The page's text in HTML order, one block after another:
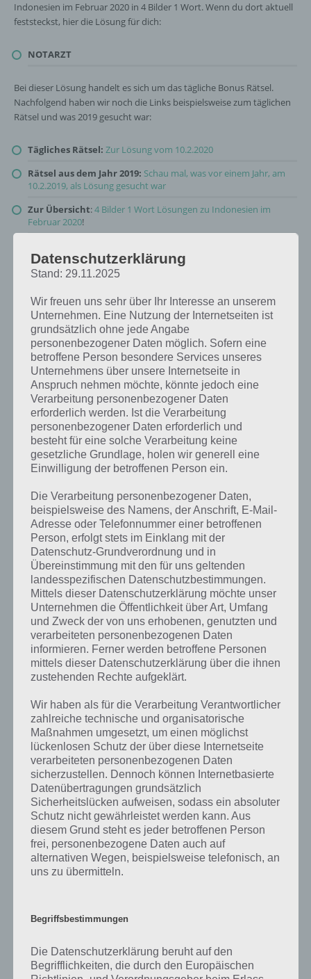
Indonesien im Februar 2020 in 4 Bilder 1 Wort. Wenn du dort aktuell
feststeckst, hier die Lösung für dich:
NOTARZT
Bei dieser Lösung handelt es sich um das tägliche Bonus Rätsel.
Nachfolgend haben wir noch die Links beispielsweise zum täglichen
Rätsel und was 2019 gesucht war:
Tägliches Rätsel: Zur Lösung vom 10.2.2020
Rätsel aus dem Jahr 2019: Schau mal, was vor einem Jahr, am
10.2.2019, als Lösung gesucht war
Zur Übersicht:4 Bilder 1 Wort Lösungen zu Indonesien im
Februar 2020!
Kurze Begriffserklärung zur Lösung
Notarzt
Notarzt ist die Lösung für das tägliche Bonus Rätsel am 10.2.2020 in 4
Bilder 1 Wort, doch welche Bedeutung hat dieses eigentlich und was
gibt es dazu zu wissen? Passt das Wort auch zu Indonesien? Zu
bestimmten Lösungen präsentieren wir daher auch immer eine
kurze Begriffserklärung!
Ein Notarzt sind Ärzte, die in Notfällen so schnell wie möglich mit
einem Krankenwagen zu einem Patienten kommen und ihn
präklinisch versorgen. Sie sind mit einer Reihe von medizinischen
Geräten und Medikamenten ausgestattet, um vor Ort helfen und
arbeiten zu können.
Notärzte arbeiten mit speziell geschultem Rettungspersonal
(Rettungssanitäter in Deutschland und Rettungsassistenten in
Österreich) zusammen und sind befugt, diesem Personal
medizinische Anweisungen zu geben.
sich der Zustand des Patienten verschlechtert oder die Situation
Neben der medizinischen Ausbildung müssen Notärzte über
Datenschutzerklärung
Stand: 29.11.2025
Wir freuen uns sehr über Ihr Interesse an unserem
Unternehmen. Eine Nutzung der Internetseiten ist
grundsätzlich ohne jede Angabe
personenbezogener Daten möglich. Sofern eine
betroffene Person besondere Services unseres
Unternehmens über unsere Internetseite in
Anspruch nehmen möchte, könnte jedoch eine
Verarbeitung personenbezogener Daten
erforderlich werden. Ist die Verarbeitung
personenbezogener Daten erforderlich und
besteht für eine solche Verarbeitung keine
gesetzliche Grundlage, holen wir generell eine
Einwilligung der betroffenen Person ein.
Die Verarbeitung personenbezogener Daten,
beispielsweise des Namens, der Anschrift, E-Mail-
Adresse oder Telefonnummer einer betroffenen
Person, erfolgt stets im Einklang mit der
Datenschutz-Grundverordnung und in
Übereinstimmung mit den für uns geltenden
landesspezifischen Datenschutzbestimmungen.
Mittels dieser Datenschutzerklärung möchte unser
Unternehmen die Öffentlichkeit über Art, Umfang
und Zweck der von uns erhobenen, genutzten und
verarbeiteten personenbezogenen Daten
informieren. Ferner werden betroffene Personen
mittels dieser Datenschutzerklärung über die ihnen
zustehenden Rechte aufgeklärt.
Wir haben als für die Verarbeitung Verantwortlicher
zahlreiche technische und organisatorische
Maßnahmen umgesetzt, um einen möglichst
lückenlosen Schutz der über diese Internetseite
verarbeiteten personenbezogenen Daten
sicherzustellen. Dennoch können Internetbasierte
Datenübertragungen grundsätzlich
Sicherheitslücken aufweisen, sodass ein absoluter
Schutz nicht gewährleistet werden kann. Aus
diesem Grund steht es jeder betroffenen Person
frei, personenbezogene Daten auch auf
alternativen Wegen, beispielsweise telefonisch, an
uns zu übermitteln.
Begriffsbestimmungen
Die Datenschutzerklärung beruht auf den
Begrifflichkeiten, die durch den Europäischen